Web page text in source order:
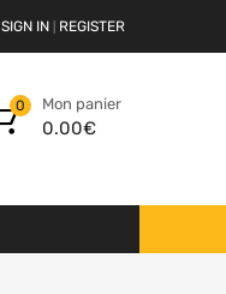
SIGN IN REGISTER
Mon panier
0.00€
0